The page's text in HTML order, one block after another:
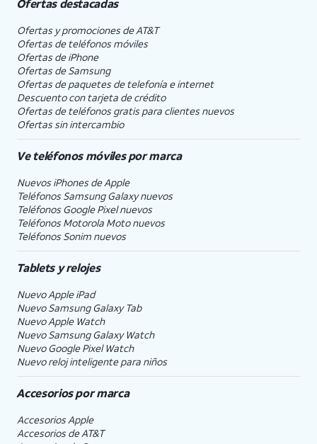
Ofertas y promociones deAT&T
Ofertas de teléfonos móviles
Ofertas deiPhone
Ofertas de Samsung
Ofertas de paquetes de telefonía e internet
Descuento con tarjeta de crédito
Ofertas de teléfonos gratis para clientes nuevos
Ofertas sin intercambio
Ve teléfonos móviles por marca
Nuevos iPhones de Apple
Teléfonos Samsung Galaxy nuevos
Teléfonos Google Pixel nuevos
Teléfonos Motorola Moto nuevos
Teléfonos Sonim nuevos
Tablets y relojes
Nuevo Apple iPad
Nuevo Samsung Galaxy Tab
Nuevo Apple Watch
Nuevo Samsung Galaxy Watch
Nuevo Google Pixel Watch
Nuevo reloj inteligente para niños
Accesorios por marca
Accesorios Apple
Accesorios deAT&T